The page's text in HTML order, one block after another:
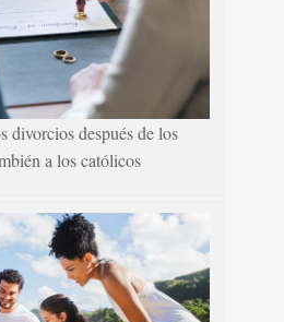
divorcios después de los
a los católicos